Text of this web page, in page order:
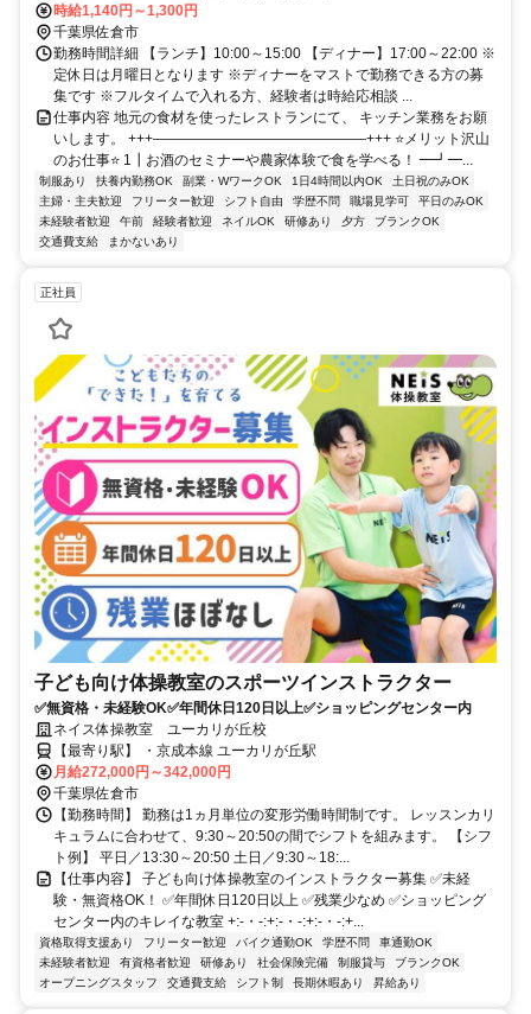
時給1,140円～1,300円
千葉県佐倉市
勤務時間詳細 【ランチ】10:00～15:00 【ディナー】17:00～22:00 ※
定休日は月曜日となります ※ディナーをマストで勤務できる方の募
集です ※フルタイムで入れる方、経験者は時給応相談 ...
仕事内容 地元の食材を使ったレストランにて、 キッチン業務をお願
いします。 +++———————————————+++ ⭐メリット沢山
のお仕事⭐ 1┃お酒のセミナーや農家体験で食を学べる！ ━┛━...
制服あり 扶養内勤務OK 副業・WワークOK 1日4時間以内OK
土日祝のみOK
主婦・主夫歓迎
フリーター歓迎 シフト自由 学歴不問 職場見学可
平日のみOK
未経験者歓迎
午前 経験者歓迎 ネイルOK 研修あり 夕方
ブランクOK
交通費支給
まかないあり
正社員
子ども向け体操教室のスポーツインストラクター
✅無資格・未経験OK✅年間休日120日以上✅ショッピングセンター内
ネイス体操教室 ユーカリが丘校
【最寄り駅】 ・京成本線 ユーカリが丘駅
月給272,000円～342,000円
千葉県佐倉市
【勤務時間】 勤務は1ヵ月単位の変形労働時間制です。 レッスンカリ
キュラムに合わせて、9:30～20:50の間でシフトを組みます。 【シフ
ト例】 平日／13:30～20:50 土日／9:30～18:...
【仕事内容】 子ども向け体操教室のインストラクター募集 ✅未経
験・無資格OK！ ✅年間休日120日以上 ✅残業少なめ ✅ショッピング
センター内のキレイな教室 +:-・-:+:-・-:+:-・-:+...
資格取得支援あり フリーター歓迎 バイク通勤OK 学歴不問
車通勤OK
未経験者歓迎
有資格者歓迎 研修あり 社会保険完備 制服貸与
ブランクOK
オープニングスタッフ
交通費支給 シフト制 長期休暇あり 昇給あり